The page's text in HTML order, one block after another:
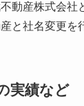
動産株式会
と社名変更を
実績など